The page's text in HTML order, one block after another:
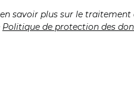
savoir plus sur le
Politique de protection des